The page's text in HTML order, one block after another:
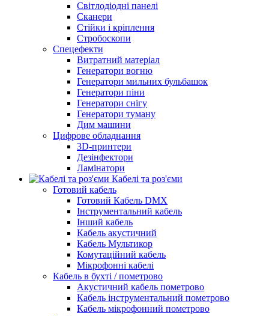
Світлодіодні панелі
Сканери
Стійки і кріплення
Стробоскопи
Спецефекти
Витратний матеріал
Генератори вогню
Генератори мильних бульбашок
Генератори піни
Генератори снігу
Генератори туману
Дим машини
Цифрове обладнання
3D-принтери
Дезінфектори
Ламінатори
Кабелі та роз'єми
Готовий кабель
Готовий Кабель DMX
Інструментальний кабель
Інший кабель
Кабель акустичний
Кабель Мультикор
Комутаційний кабель
Мікрофонні кабелі
Кабель в бухті / пометрово
Акустичний кабель пометрово
Кабель інструментальний пометрово
Кабель мікрофонний пометрово